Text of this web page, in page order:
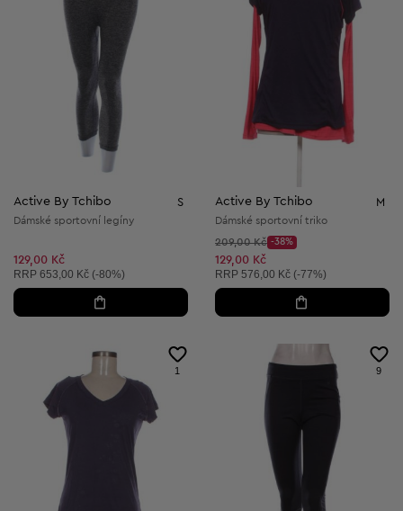
Active By Tchibo S
Dámské sportovní legíny
129,00 Kč
Doporučená cena:
RRP 653,00 Kč (-80%)
Active By Tchibo M
Dámské sportovní triko
Původní cena:
209,00 Kč
Discount Price:
-38%
Snížená cena:
129,00 Kč
Doporučená cena:
RRP 576,00 Kč (-77%)
1 9